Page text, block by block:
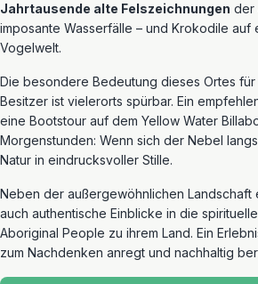
Jahrtausende alte Felszeichnungen der
imposante Wasserfälle – und Krokodile auf
Vogelwelt.
Die besondere Bedeutung dieses Ortes
Besitzer ist vielerorts spürbar. Ein
eine Bootstour auf dem Yellow Water
Morgenstunden: Wenn sich der Nebel
Natur in eindrucksvoller Stille.
Neben der außergewöhnlichen Landschaft
auch authentische Einblicke in die
Aboriginal People zu ihrem Land. Ein
zum Nachdenken anregt und nachhaltig